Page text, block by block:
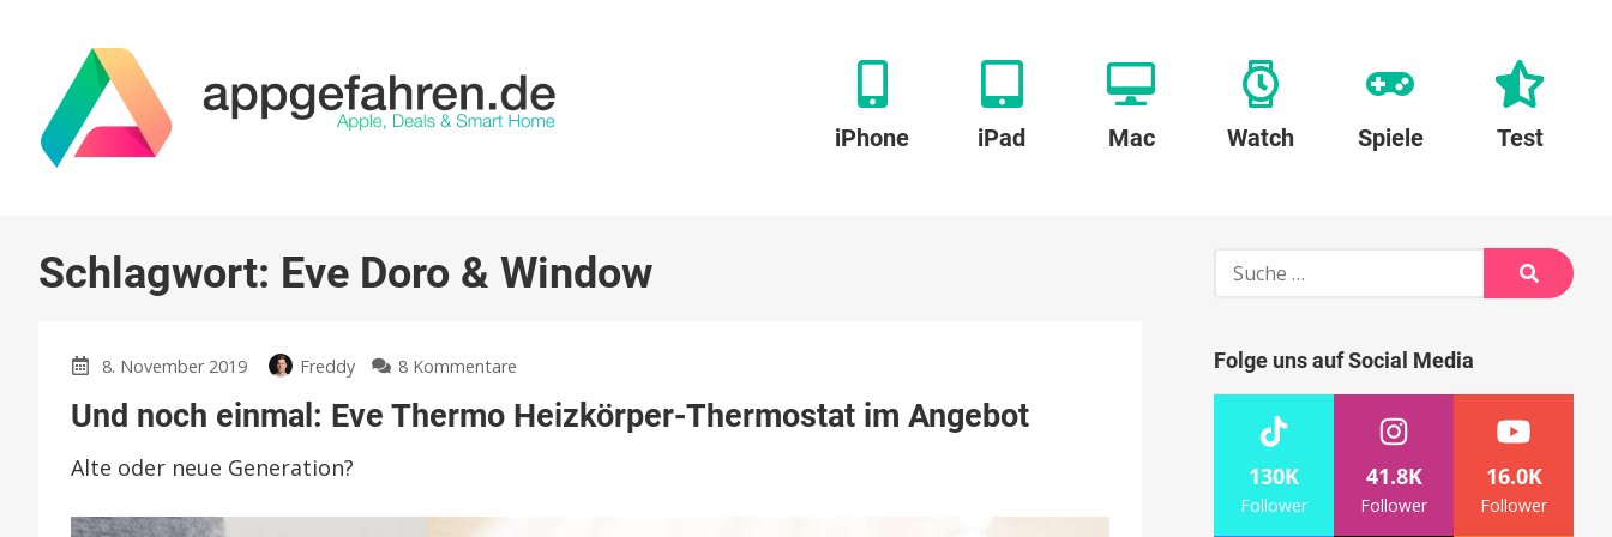
iPhone iPad Mac Watch Spiele Test
Schlagwort: Eve Doro & Window
8. November 2019 Freddy 8 Kommentare
noch
Und noch einmal: Eve Thermo Heizkörper-Thermostat im Angebot
Alte oder neue Generation?
Suche
Suche
Folge uns auf Social Media
130K
Follower
41.8K
Follower
16.0K
Follower